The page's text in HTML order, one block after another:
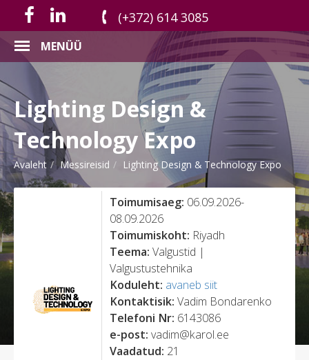
(+372) 614 3085
MENÜÜ
Lighting Design &
Technology Expo
Avaleht Messireisid Lighting Design & Technology Expo
Toimumisaeg: 06.09.2026-
08.09.2026
Toimumiskoht: Riyadh
Teema:Valgustid |
Valgustustehnika
Koduleht: avaneb siit
Kontaktisik:Vadim Bondarenko
Telefoni Nr: 6143086
e-post:vadim@karol.ee
Vaadatud: 21